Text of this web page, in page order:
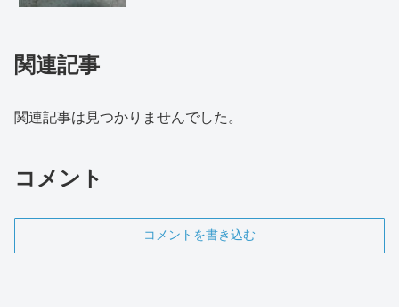
関連記事
関連記事は見つかりませんでした。
コメント
コメントを書き込む